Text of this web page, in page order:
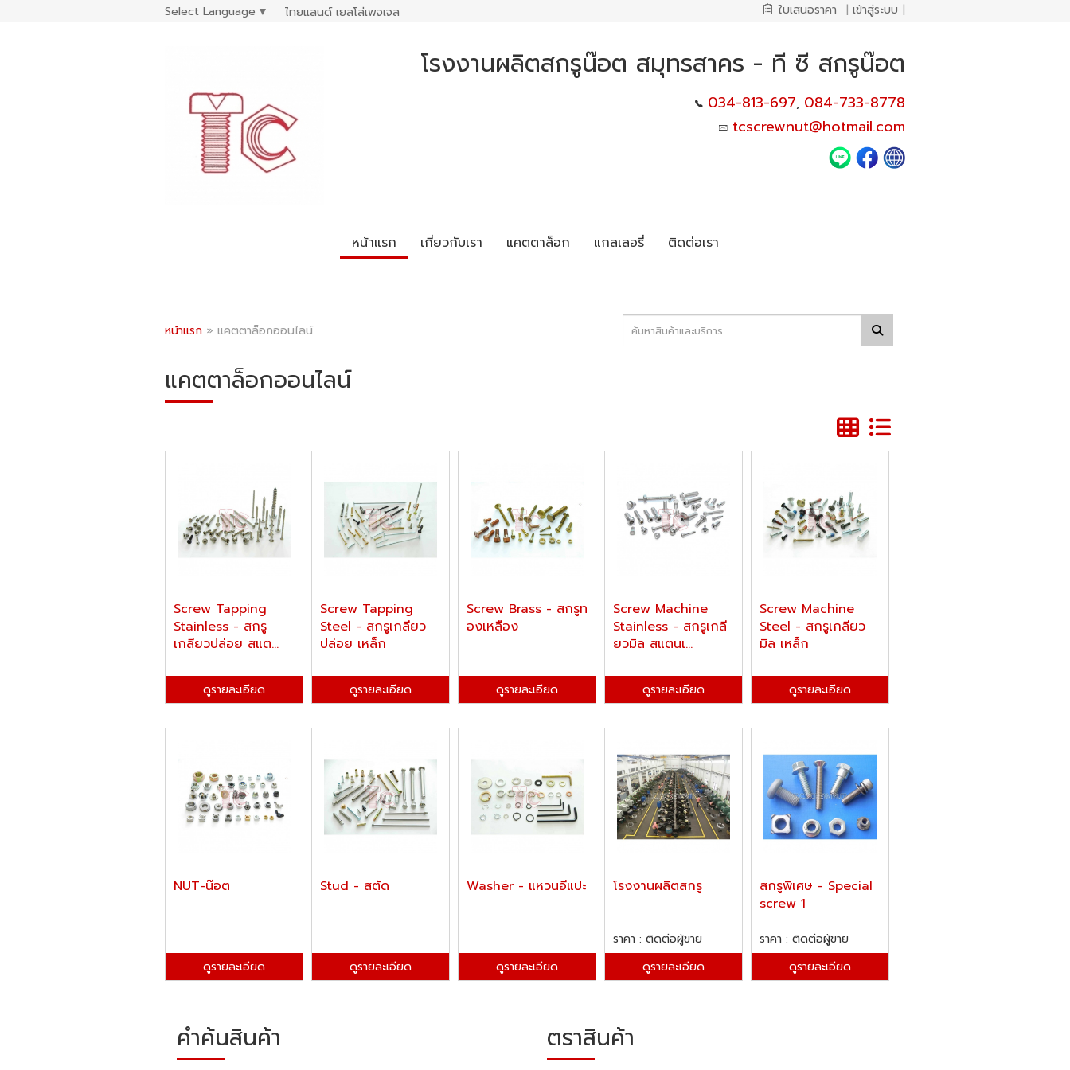
Select Language ▼ ไทยแลนด์ เยลโล่เพจเจส ใบเสนอราคา | เข้าสู่ระบบ |
โรงงานผลิตสกรูน๊อต สมุทรสาคร - ที ซี สกรูน๊อต
034-813-697, 084-733-8778
tcscrewnut@hotmail.com
หน้าแรก เกี่ยวกับเรา แคตตาล็อก แกลเลอรี่ ติดต่อเรา
หน้าแรก » แคตตาล็อกออนไลน์
แคตตาล็อกออนไลน์
Screw Tapping
Stainless - สกรู
เกลียวปล่อย สแต...
ดูรายละเอียด
Screw Tapping
Steel - สกรูเกลียว
ปล่อย เหล็ก
ดูรายละเอียด
Screw Brass - สกรูท
องเหลือง
ดูรายละเอียด
Screw Machine
Stainless - สกรูเกลี
ยวมิล สแตนเ...
ดูรายละเอียด
Screw Machine
Steel - สกรูเกลียว
มิล เหล็ก
ดูรายละเอียด
NUT-น๊อต
ดูรายละเอียด
Stud - สตัด
ดูรายละเอียด
Washer - แหวนอีแปะ
ดูรายละเอียด
โรงงานผลิตสกรู
ราคา : ติดต่อผู้ขาย
ดูรายละเอียด
สกรูพิเศษ - Special
screw 1
ราคา : ติดต่อผู้ขาย
ดูรายละเอียด
คำค้นสินค้า ตราสินค้า